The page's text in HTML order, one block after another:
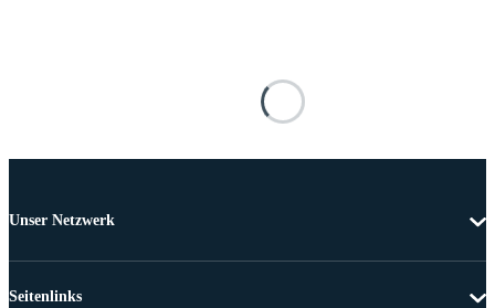
Unser Netzwerk
Seitenlinks